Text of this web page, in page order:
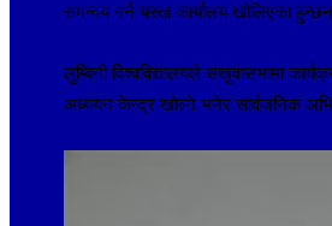
समन्वय गर्न यस्ता कार्यालय खोलिएका
लुम्बिनी विश्वविद्यालयले संखुवासभामा
अध्ययन केन्द्र खोल्ने भनेर सार्वजनिक